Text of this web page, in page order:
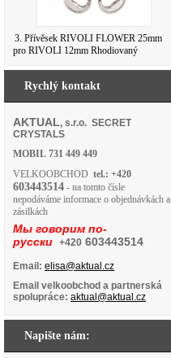
3. Přívěsek RIVOLI FLOWER 25mm
pro RIVOLI 12mm Rhodiovaný
Rychlý kontakt
AKTUAL, s.r.o. SECRET
CRYSTALS
MOBIL 731 449 449
VELKOOBCHOD tel.: +420
603443514 - na tomto čísle
nepodáváme informace o objednávkách a
zásilkách
Мы говорим по-
русски +420 603443514
Email: elisa@aktual.cz
Email velkoobchod a partnerská
spolupráce: aktual@aktual.cz
Napište nám: